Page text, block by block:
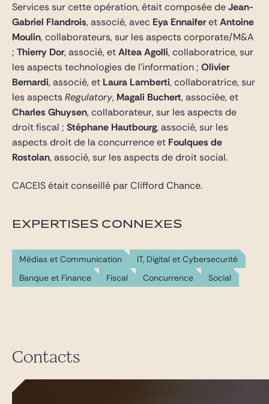
Services sur cette opération, était composée deJean-
Gabriel Flandrois, associé, avec Eya EnnaiferetAntoine
Moulin, collaborateurs, sur les aspects corporate/M&A
; Thierry Dor, associé, etAltea Agolli, collaboratrice, sur
les aspects technologies de l’information ; Olivier
Bernardi, associé, et Laura Lamberti, collaboratrice, sur
les aspectsRegulatory, Magali Buchert, associée, et
Charles Ghuysen, collaborateur, sur les aspects de
droit fiscal ; Stéphane Hautbourg, associé, sur les
aspects droit de la concurrence et Foulques de
Rostolan, associé, sur les aspects de droit social.
CACEIS était conseillé par Clifford Chance.
EXPERTISES CONNEXES
Médias et Communication
IT, Digital et Cybersecurité
Banque et Finance
Fiscal Concurrence Social
Contacts